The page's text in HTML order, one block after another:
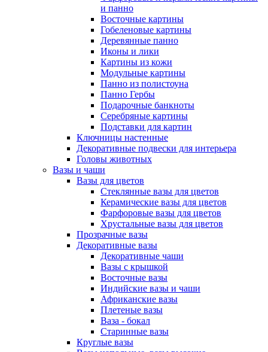
и панно
Восточные картины
Гобеленовые картины
Деревянные панно
Иконы и лики
Картины из кожи
Модульные картины
Панно из полистоуна
Панно Гербы
Подарочные банкноты
Серебряные картины
Подставки для картин
Ключницы настенные
Декоративные подвески для интерьера
Головы животных
Вазы и чаши
Вазы для цветов
Стеклянные вазы для цветов
Керамические вазы для цветов
Фарфоровые вазы для цветов
Хрустальные вазы для цветов
Прозрачные вазы
Декоративные вазы
Декоративные чаши
Вазы с крышкой
Восточные вазы
Индийские вазы и чаши
Африканские вазы
Плетеные вазы
Ваза - бокал
Старинные вазы
Круглые вазы